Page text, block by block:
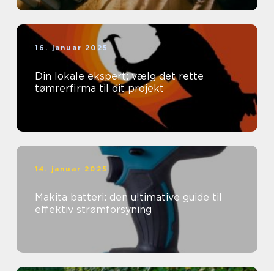
16. januar 2025
Din lokale ekspert: vælg det rette
tømrerfirma til dit projekt
14. januar 2025
Makita batteri: den ultimative guide til
effektiv strømforsyning